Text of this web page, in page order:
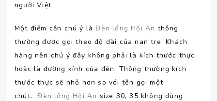
người Việt.
Một điểm cần chú ý làĐèn lồng Hội An thông
thường được gọi theo độ dài của nan tre. Khách
hàng nên chú ý đây không phải là kích thước thực,
hoặc là đường kính của đèn. Thông thường kích
thước thực sẽ nhỏ hơn so với tên gọi một
chút.Đèn lồng Hội An size 30, 35 không dùng